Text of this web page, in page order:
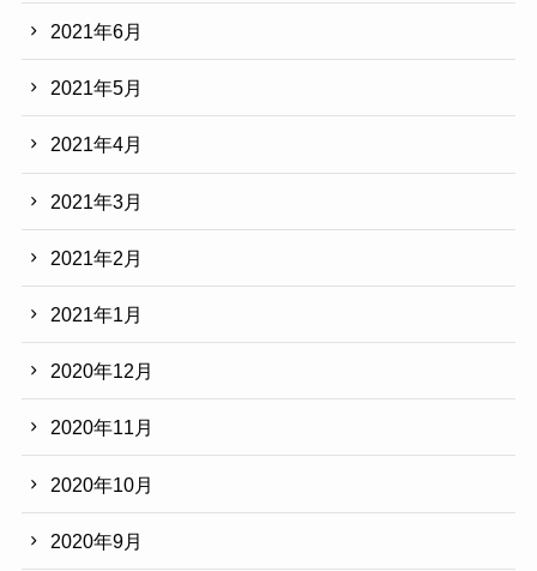
2021年6月
2021年5月
2021年4月
2021年3月
2021年2月
2021年1月
2020年12月
2020年11月
2020年10月
2020年9月